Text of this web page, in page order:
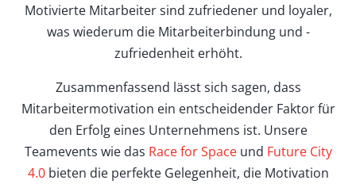
Motivierte Mitarbeiter sind zufriedener und loyaler,
was wiederum die Mitarbeiterbindung und -
zufriedenheit erhöht.
Zusammenfassend lässt sich sagen, dass
Mitarbeitermotivation ein entscheidender Faktor für
den Erfolg eines Unternehmens ist. Unsere
Teamevents wie das Race for Spaceund Future City
4.0bieten die perfekte Gelegenheit, die Motivation